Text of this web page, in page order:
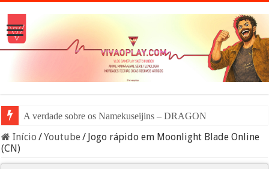
A verdade sobre os Namekuseijins – DRAGON BALL #News
Início /Youtube / Jogo rápido em Moonlight Blade Online
(CN)